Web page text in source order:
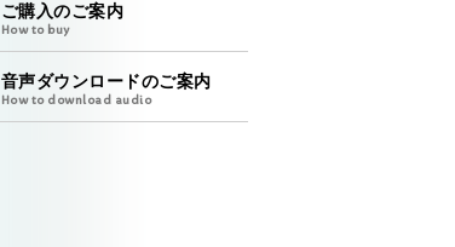
ご購入のご案内
How to buy
音声ダウンロードのご案内
How to download audio